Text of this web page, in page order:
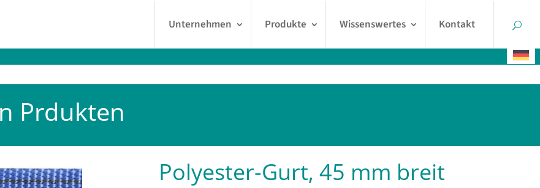
Unternehmen Produkte Wissenswertes Kontakt
Prdukten
Polyester-Gurt, 45 mm breit